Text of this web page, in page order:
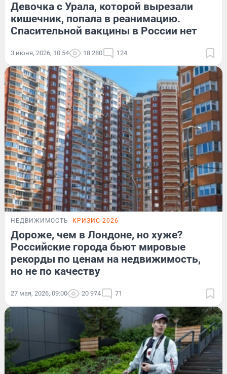
Девочка с Урала, которой вырезали
кишечник, попала в реанимацию.
Спасительной вакцины в России нет
3 июня, 2026, 10:54 18 280 124
НЕДВИЖИМОСТЬ КРИЗИС-2026
Дороже, чем в Лондоне, но хуже?
Российские города бьют мировые
рекорды по ценам на недвижимость,
но не по качеству
27 мая, 2026, 09:00 20 974 71